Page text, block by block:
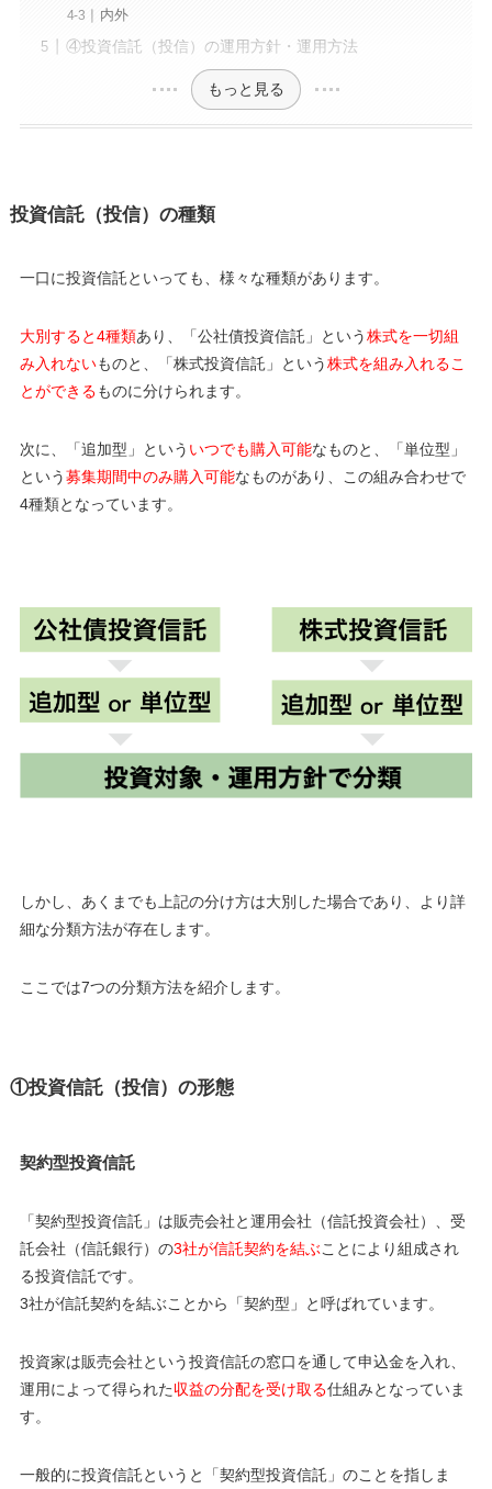
内外
④投資信託（投信）の運用方針・運用方法
もっと見る
投資信託（投信）の種類
一口に投資信託といっても、様々な種類があります。
大別すると4種類あり、「公社債投資信託」という株式を一切組
み入れないものと、「株式投資信託」という株式を組み入れるこ
とができるものに分けられます。
次に、「追加型」という いつでも購入可能なものと、「単位型」
という募集期間中のみ購入可能なものがあり、この組み合わせで
4種類となっています。
しかし、あくまでも上記の分け方は大別した場合であり、より詳
細な分類方法が存在します。
ここでは7つの分類方法を紹介します。
①投資信託（投信）の形態
契約型投資信託
「契約型投資信託」は販売会社と運用会社（信託投資会社）、受
託会社（信託銀行）の3社が信託契約を結ぶことにより組成され
る投資信託です。
3社が信託契約を結ぶことから「契約型」と呼ばれています。
投資家は販売会社という投資信託の窓口を通して申込金を入れ、
運用によって得られた収益の分配を受け取る仕組みとなっていま
す。
一般的に投資信託というと「契約型投資信託」のことを指しま